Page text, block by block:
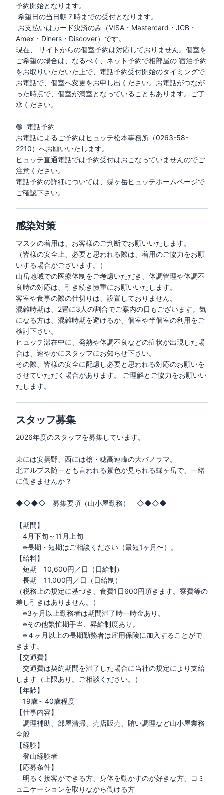
予約開始となります。
Amex・Diners・Discover）です。
現在、 サイトからの個室予約は対応しておりません。個室を
ご希望の場合は、なるべく、ネット予約で相部屋の 宿泊予約
をお取りいただいた上で、電話予約受付開始のタイミングで
お電話で、個室へ変更をお申し出ください。お電話がつなが
った時点で、個室が満室となっていることもあります。ご了
承ください。
🟢  電話予約
お電話によるご予約はヒュッテ松本事務所（0263-58-
2210）へお願いいたします。
ヒュッテ直通電話では予約受付はおこなっていませんのでご
注意ください。
電話予約の詳細については、蝶ヶ岳ヒュッテホームページで
ご確認下さい。
感染対策
マスクの着用は、お客様のご判断でお願いいたします。
（皆様の安全上、必要と思われる際は、着用のご協力をお願
いする場合がございます。）
山岳地域での医療体制をご考慮いただき、体調管理や体調不
良時の対応は、引き続き慎重にお願いいたします。
客室や食事の際の仕切りは、設置しておりません。
混雑時期は、2畳に3人の割合でご案内の日もございます。気
になる方は、混雑時期を避けるか、個室や半個室の利用をご
検討下さい。
ヒュッテ滞在中に、発熱や体調不良などの症状が出現した場
合は、速やかにスタッフにお知らせ下さい。
その際、皆様の安全に配慮し必要と思われる対応のお願いを
させていただく場合があります。 ご理解とご協力をお願いい
たします。
スタッフ募集
2026年度のスタッフを募集しています。
東には安曇野、西には槍・穂高連峰の大パノラマ。
北アルプス随一とも言われる景色が見られる蝶ヶ岳で、一緒
に働きませんか？
◆◇◆◇　募集要項（山小屋勤務）　◇◆◇◆
【期間】
4月下旬～11月上旬
※長期・短期はご相談ください（最短1ヶ月〜）。
【給料】
短期　10,600円／日（日給制）
長期　11,000円／日（日給制）
（税務上の規定に基づき、食費1日600円頂きます。寮費等の
差し引きはありません。）
※3ヶ月以上勤務者は期間満了時一時金あり。
※その他繁忙期手当、昇給制度あり。
※４ヶ月以上の長期勤務者は雇用保険に加入することがで
きます。
【交通費】
交通費は契約期間を満了した場合に当社の規定により支給
します（上限あり。ご相談ください。）
【年齢】
19歳～40歳程度
【仕事内容】
調理補助、部屋清掃、売店販売、賄い調理など山小屋業務
全般
【経験】
登山経験者
【応募条件】
明るく接客ができる方、身体を動かすのが好きな方、コミ
ュニケーションを取りながら働ける方